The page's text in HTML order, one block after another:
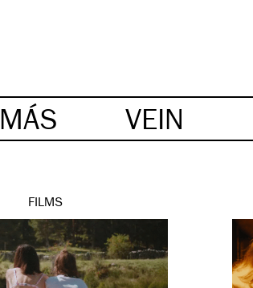
MÁS VEIN
FILMS